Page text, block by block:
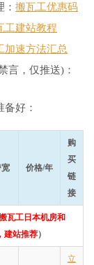
搬瓦工优惠码
工建站教程
加速方法汇总
言，仅推送)：
好：
价格/年
购
买
链
接
瓦工日本机房和
建站推荐）
立